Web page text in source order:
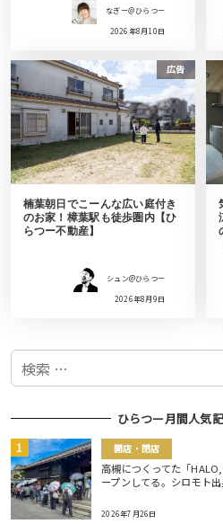
なぎー＠ひらつー
2026年8月10日
広告
楠葉朝日でこーんな広い庭付き
のお家！樟葉駅も徒歩圏内【ひ
らつー不動産】
シュン@ひらつー
2026年8月9日
検
ひらつー月間人気
開店・閉店
高槻につくってた「
ープンしてる。シロモト
2026年7月26日